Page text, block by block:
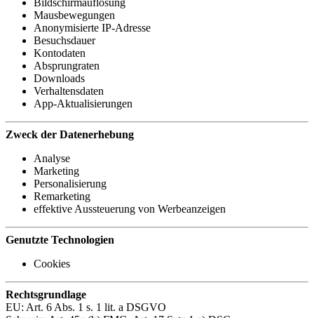
Bildschirmauflösung
Mausbewegungen
Anonymisierte IP-Adresse
Besuchsdauer
Kontodaten
Absprungraten
Downloads
Verhaltensdaten
App-Aktualisierungen
Zweck der Datenerhebung
Analyse
Marketing
Personalisierung
Remarketing
effektive Aussteuerung von Werbeanzeigen
Genutzte Technologien
Cookies
Rechtsgrundlage
EU: Art. 6 Abs. 1 s. 1 lit. a DSGVO